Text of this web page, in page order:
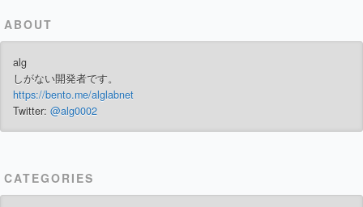
ABOUT
alg
しがない開発者です。
https://bento.me/alglabnet
Twitter: @alg0002
CATEGORIES